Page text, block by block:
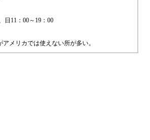
日11：00～19：00
アメリカでは使えない所が多い。